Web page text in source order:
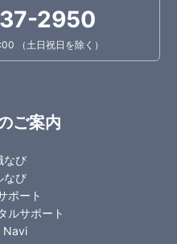
2950
（土日祝日を除く）
ご案内
なび
なび
ポート
ルサポート
Navi